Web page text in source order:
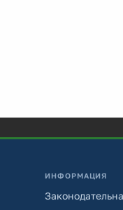
ИНФОРМАЦИЯ